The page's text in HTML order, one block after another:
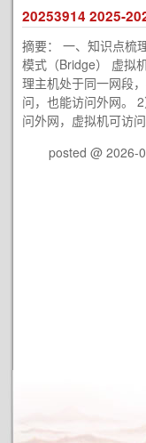
20253914 2025-
摘要： 一、知识点梳
模式（Bridge） 虚拟
理主机处于同一网段
问，也能访问外网。
问外网，虚拟机可访
posted @ 2026-